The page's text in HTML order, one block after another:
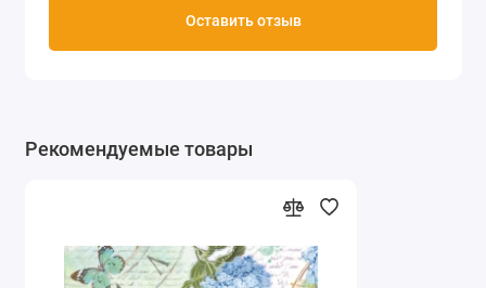
Оставить отзыв
Рекомендуемые товары